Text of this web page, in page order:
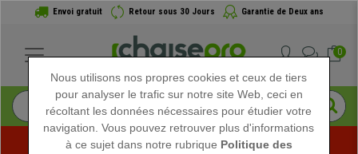
Envoi gratuit Retour sous 30 Jours Garantie de Deux ans
0
Nous utilisons nos propres cookies et ceux de tiers
pour analyser le trafic sur notre site Web, ceci en
récoltant les données nécessaires pour étudier votre
navigation. Vous pouvez retrouver plus d'informations
à ce sujet dans notre rubrique Politique des